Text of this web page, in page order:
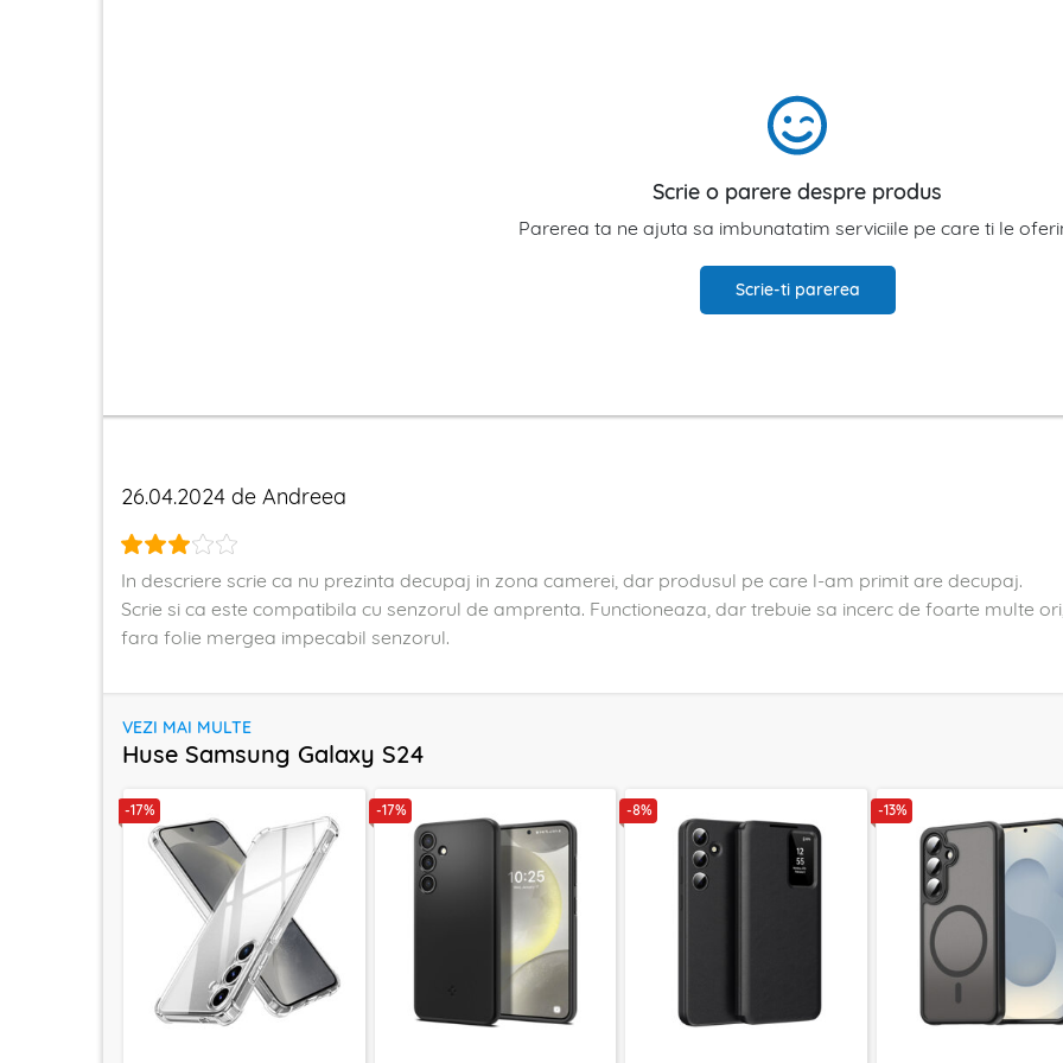
Scrie o parere despre produs
Parerea ta ne ajuta sa imbunatatim serviciile pe care ti le
Scrie-ti parerea
26.04.2024 de Andreea
In descriere scrie ca nu prezinta decupaj in zona camerei, dar produsul pe care l-am primit are decupaj.
Scrie si ca este compatibila cu senzorul de amprenta. Functioneaza, dar trebuie sa incerc de foarte multe
fara folie mergea impecabil senzorul.
VEZI MAI MULTE
Huse Samsung Galaxy S24
-17% -17% -8% -13%